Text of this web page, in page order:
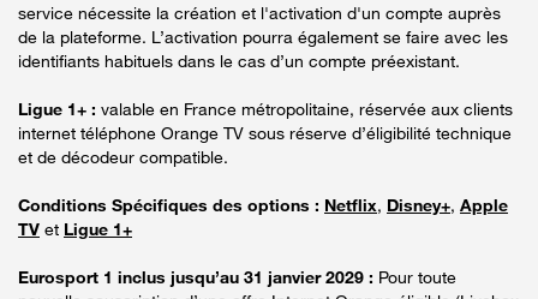
service nécessite la création et l'activation d'un compte auprès
de la plateforme. L’activation pourra également se faire avec les
identifiants habituels dans le cas d’un compte préexistant.
Ligue 1+ : valable en France métropolitaine, réservée aux clients
internet téléphone Orange TV sous réserve d’éligibilité technique
et de décodeur compatible.
Conditions Spécifiques des options : Netflix, Disney+, Apple
TV et Ligue 1+
Eurosport 1 inclus jusqu’au 31 janvier 2029 : Pour toute